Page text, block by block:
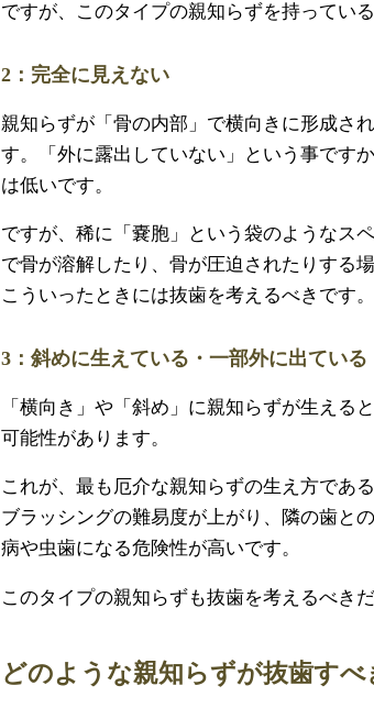
ですが、このタイプの親知らずを持ってい
2：完全に見えない
親知らずが「骨の内部」で横向きに形成さ
す。「外に露出していない」という事です
は低いです。
ですが、稀に「嚢胞」という袋のようなス
で骨が溶解したり、骨が圧迫されたりする場
こういったときには抜歯を考えるべきです。
3：斜めに生えている・一部外に出ている
「横向き」や「斜め」に親知らずが生える
可能性があります。
これが、最も厄介な親知らずの生え方である
ブラッシングの難易度が上がり、隣の歯と
病や虫歯になる危険性が高いです。
このタイプの親知らずも抜歯を考えるべきだ
どのような親知らずが抜歯す